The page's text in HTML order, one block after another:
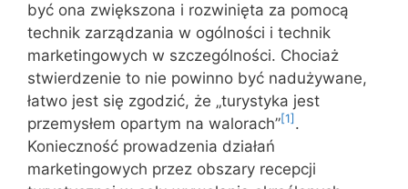
być ona zwiększona i rozwinięta za pomocą
technik zarządzania w ogólności i technik
marketingowych w szczególności. Chociaż
stwierdzenie to nie powinno być nadużywane,
łatwo jest się zgodzić, że „turystyka jest
przemysłem opartym na walorach”[1] .
Konieczność prowadzenia działań
marketingowych przez obszary recepcji